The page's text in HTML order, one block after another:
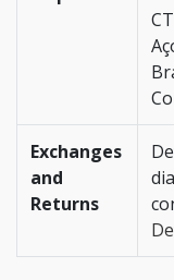
Exchanges
and
Returns